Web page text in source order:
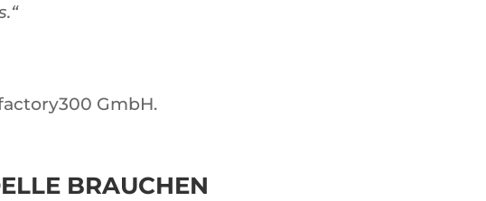
GmbH.
BRAUCHEN